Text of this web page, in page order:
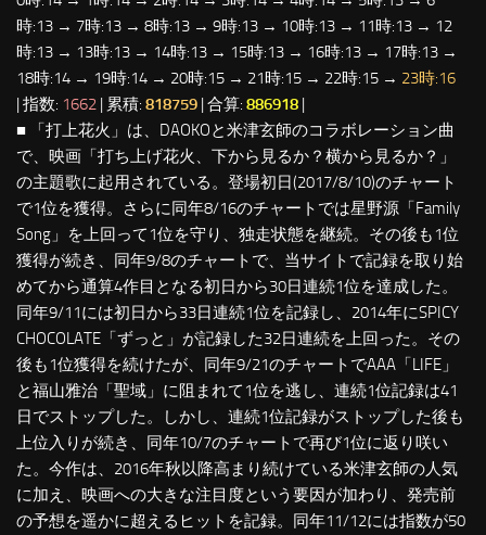
時:13 → 7時:13 → 8時:13 → 9時:13 → 10時:13 → 11時:13 → 12
時:13 → 13時:13 → 14時:13 → 15時:13 → 16時:13 → 17時:13 →
18時:14 → 19時:14 → 20時:15 → 21時:15 → 22時:15 → 23時:16
| 指数: 1662 | 累積: 818759 | 合算: 886918 |
■ 「打上花火」は、DAOKOと米津玄師のコラボレーション曲
で、映画「打ち上げ花火、下から見るか？横から見るか？」
の主題歌に起用されている。登場初日(2017/8/10)のチャート
で1位を獲得。さらに同年8/16のチャートでは星野源「Family
Song」を上回って1位を守り、独走状態を継続。その後も1位
獲得が続き、同年9/8のチャートで、当サイトで記録を取り始
めてから通算4作目となる初日から30日連続1位を達成した。
同年9/11には初日から33日連続1位を記録し、2014年にSPICY
CHOCOLATE「ずっと」が記録した32日連続を上回った。その
後も1位獲得を続けたが、同年9/21のチャートでAAA「LIFE」
と福山雅治「聖域」に阻まれて1位を逃し、連続1位記録は41
日でストップした。しかし、連続1位記録がストップした後も
上位入りが続き、同年10/7のチャートで再び1位に返り咲い
た。今作は、2016年秋以降高まり続けている米津玄師の人気
に加え、映画への大きな注目度という要因が加わり、発売前
の予想を遥かに超えるヒットを記録。同年11/12には指数が50